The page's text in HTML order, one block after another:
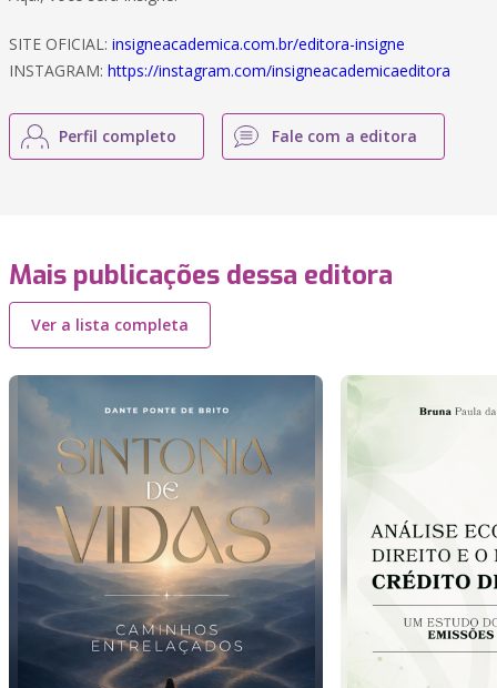
SITE OFICIAL: insigneacademica.com.br/editora-insigne
INSTAGRAM: https://instagram.com/insigneacademicaeditora
Perfil completo Fale com a editora
Mais publicações dessa editora
Ver a lista completa